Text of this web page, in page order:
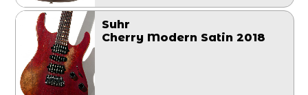
Suhr
Cherry Modern Satin 2018